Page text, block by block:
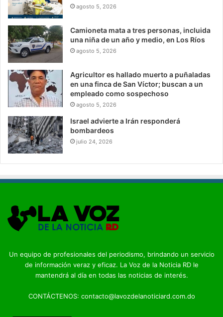
agosto 5, 2026
Camioneta mata a tres personas, incluida
una niña de un año y medio, en Los Ríos
agosto 5, 2026
Agricultor es hallado muerto a puñaladas
en una finca de San Víctor; buscan a un
empleado como sospechoso
agosto 5, 2026
Israel advierte a Irán responderá
bombardeos
julio 24, 2026
Un equipo de profesionales del periodismo, brindando un servicio
de información veraz y eficaz. La Voz de la Noticia RD le
mantendrá al día en todas las noticias de interés.
CONTÁCTENOS: contacto@lavozdelanoticiard.com.do